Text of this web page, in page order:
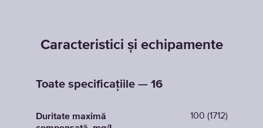
Caracteristici și echipamente
Toate specificațiile — 16
Duritate maximă
100 (1712)